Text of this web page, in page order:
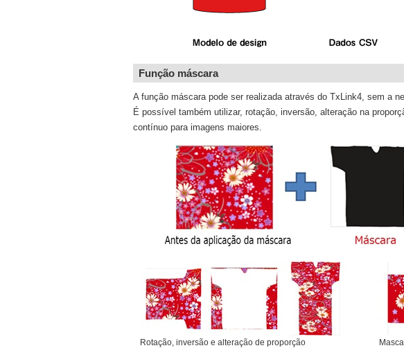
Função máscara
A função máscara pode ser realizada através do TxLink4, sem a
É possível também utilizar, rotação, inversão, alteração na
contínuo para imagens maiores.
Rotação, inversão e alteração de proporção